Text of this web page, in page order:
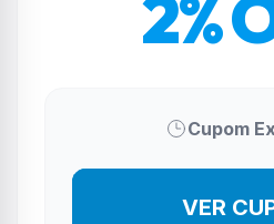
2%
Cupom
VER